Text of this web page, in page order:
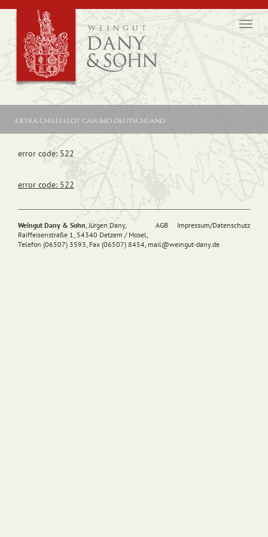
extra chilli slot casumo deutschland
error code: 522
error code: 522
AGB Impressum/Datenschutz
Weingut Dany & Sohn, Jürgen Dany,
Raiffeisenstraße 1, 54340 Detzem / Mosel,
Telefon (06507) 3593, Fax (06507) 8454, mail@weingut-dany.de